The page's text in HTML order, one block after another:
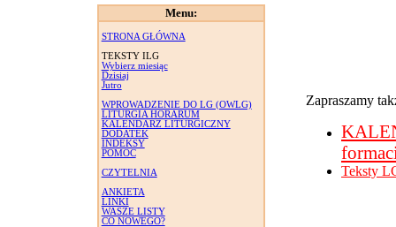
Menu:
STRONA GŁÓWNA
TEKSTY ILG
Wybierz miesiąc
Dzisiaj
Jutro
WPROWADZENIE DO LG (OWLG)
LITURGIA HORARUM
KALENDARZ LITURGICZNY
DODATEK
INDEKSY
POMOC
CZYTELNIA
ANKIETA
LINKI
WASZE LISTY
CO NOWEGO?
Zapraszamy
Teksty